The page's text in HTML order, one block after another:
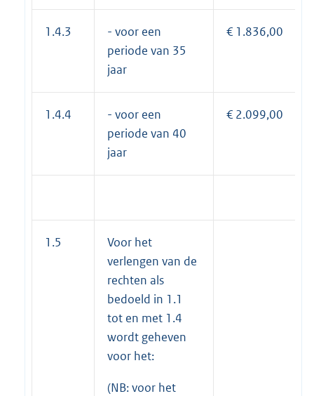
1.4.3
- voor een
periode van 35
jaar
€ 1.836,00
1.4.4
- voor een
periode van 40
jaar
€ 2.099,00
1.5
Voor het
verlengen van de
rechten als
bedoeld in 1.1
tot en met 1.4
wordt geheven
voor het:
(NB: voor het